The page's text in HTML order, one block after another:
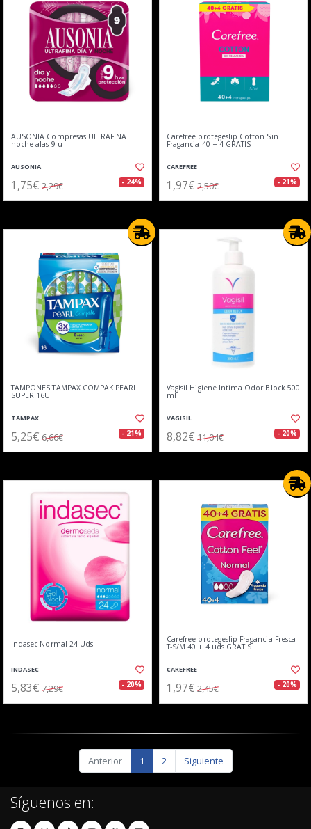
AUSONIA Compresas ULTRAFINA
noche alas 9 u
AUSONIA
1,75€ 2,29€ - 24%
Carefree protegeslip Cotton Sin
Fragancia 40 + 4 GRATIS
CAREFREE
1,97€ 2,50€ - 21%
TAMPONES TAMPAX COMPAK PEARL
SUPER 16U
TAMPAX
5,25€ 6,66€ - 21%
Vagisil Higiene Intima Odor Block 500
ml
VAGISIL
8,82€ 11,04€ - 20%
Indasec Normal 24 Uds
INDASEC
5,83€ 7,29€ - 20%
Carefree protegeslip Fragancia Fresca
T-S/M 40 + 4 uds GRATIS
CAREFREE
1,97€ 2,45€ - 20%
Anterior 1 2 Siguiente
Síguenos en: